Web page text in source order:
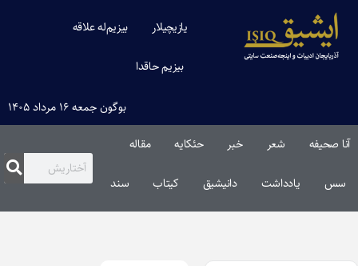
یازیچیلار بیزیم‌له علاقه
بیزیم حاقدا
بوگون جمعه ۱۶ مرداد ۱۴۰۵
آنا صحیفه شعر خبر حئکایه مقاله‌
سس یادداشت دانیشیق کیتاب سند